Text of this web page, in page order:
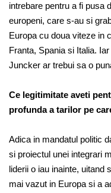
intrebare pentru a fi pusa
europeni, care s-au si
Europa cu doua viteze in
Franta, Spania si Italia.
Juncker ar trebui sa o
Ce legitimitate aveti
profunda a tarilor pe
Adica in mandatul politic
si proiectul unei integrari
liderii o iau inainte, uitand
mai vazut in Europa si a